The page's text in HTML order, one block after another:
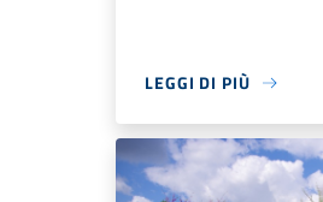
LEGGI DI PIÙ